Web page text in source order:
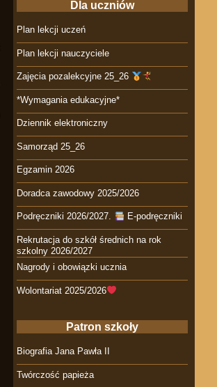
Dla uczniów
Plan lekcji uczeń
Plan lekcji nauczyciele
Zajęcia pozalekcyjne 25_26
*Wymagania edukacyjne*
Dziennik elektroniczny
Samorząd 25_26
Egzamin 2026
Doradca zawodowy 2025/2026
Podręczniki 2026/2027. E-podręczniki
Rekrutacja do szkół średnich na rok
szkolny 2026/2027
Nagrody i obowiązki ucznia
Wolontariat 2025/2026
Patron szkoły
Biografia Jana Pawła II
Twórczość papieża